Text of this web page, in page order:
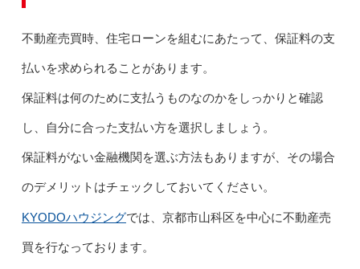
不動産売買時、住宅ローンを組むにあたって、保証料の支
払いを求められることがあります。
保証料は何のために支払うものなのかをしっかりと確認
し、自分に合った支払い方を選択しましょう。
保証料がない金融機関を選ぶ方法もありますが、その場合
のデメリットはチェックしておいてください。
KYODOハウジングでは、京都市山科区を中心に不動産売
買を行なっております。